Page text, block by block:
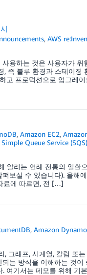
,AWS
용하는 것은 사용자가 위
즉 블루 환경과 스테이징
고 프로덕션으로 업그레
,Amazon EC2,
Queue Service (SQS)
리는 연례 전통의 일환
보실 수 있습니다). 올해
료에 따르면, 전 […]
,Amazon
그래프, 시계열, 칼럼 또
는 방식을 이해하는 것이
기서는 데모를 위해 기